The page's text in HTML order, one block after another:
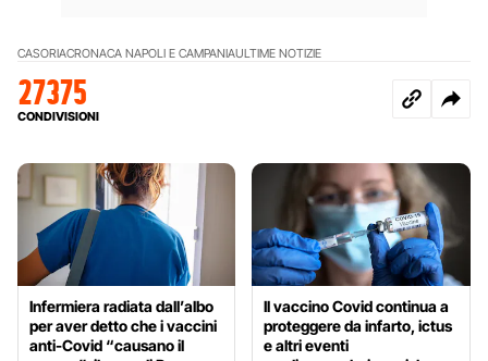
CASORIACRONACA NAPOLI E CAMPANIAULTIME NOTIZIE
27375
CONDIVISIONI
Infermiera radiata dall’albo
per aver detto che i vaccini
anti-Covid “causano il
Il vaccino Covid continua a
proteggere da infarto, ictus
e altri eventi